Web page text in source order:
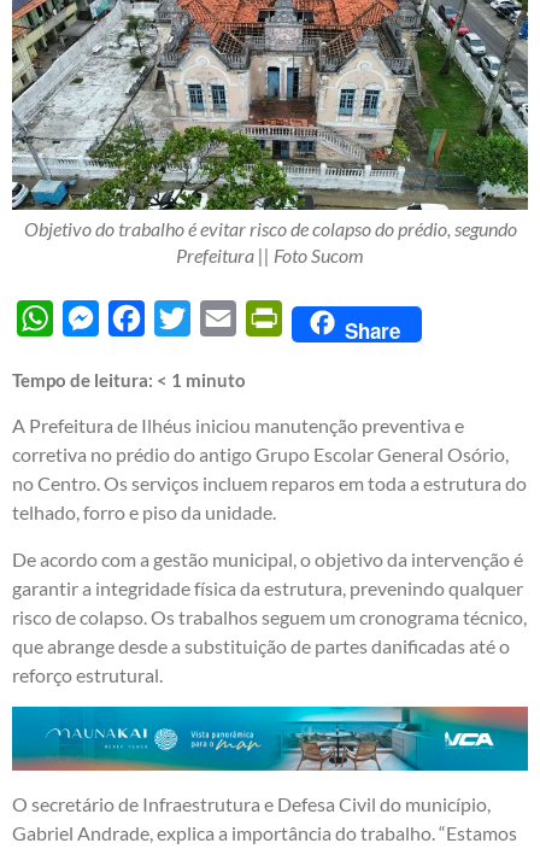
Objetivo do trabalho é evitar risco de colapso do prédio, segundo
Prefeitura || Foto Sucom
WhatsAppMessengerFacebook
Twitter Email PrintFriendly
Share
Tempo de leitura: < 1 minuto
A Prefeitura de Ilhéus iniciou manutenção preventiva e
corretiva no prédio do antigo Grupo Escolar General Osório,
no Centro. Os serviços incluem reparos em toda a estrutura do
telhado, forro e piso da unidade.
De acordo com a gestão municipal, o objetivo da intervenção é
garantir a integridade física da estrutura, prevenindo qualquer
risco de colapso. Os trabalhos seguem um cronograma técnico,
que abrange desde a substituição de partes danificadas até o
reforço estrutural.
O secretário de Infraestrutura e Defesa Civil do município,
Gabriel Andrade, explica a importância do trabalho. “Estamos